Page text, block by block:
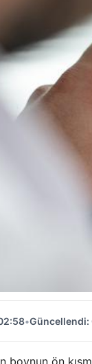
•Güncellendi: